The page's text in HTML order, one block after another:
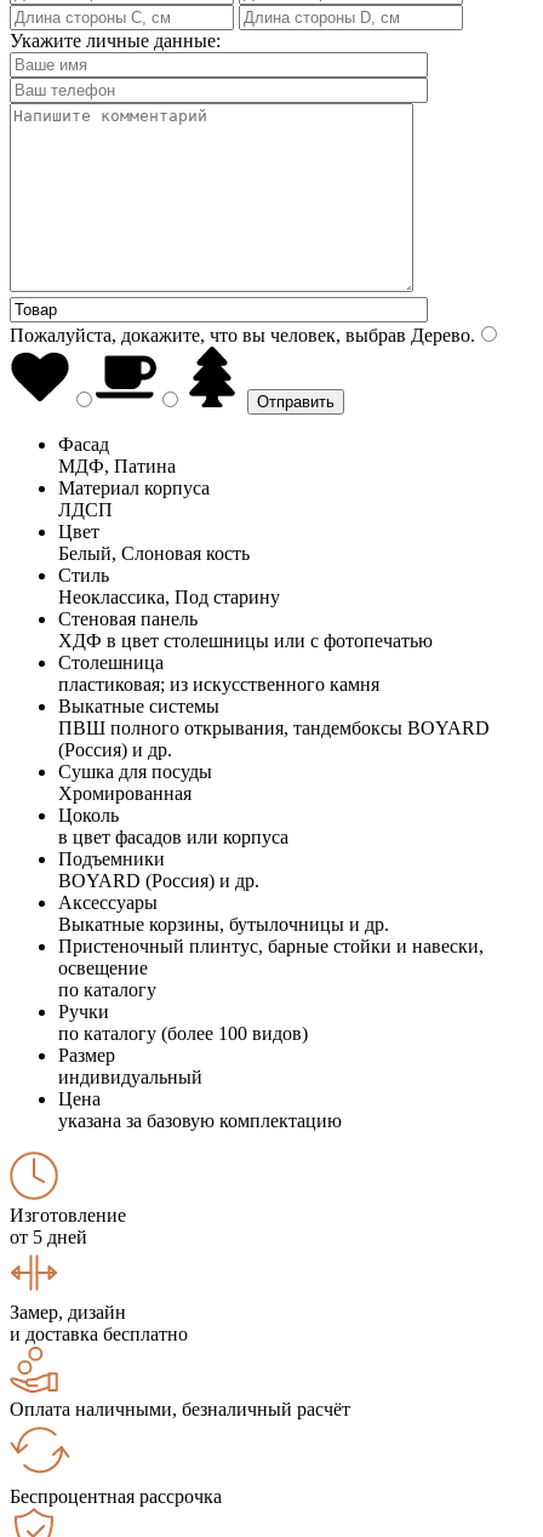
Укажите личные данные:
Пожалуйста, докажите, что вы человек, выбрав Дерево.
Фасад
МДФ, Патина
Материал корпуса
ЛДСП
Цвет
Белый, Слоновая кость
Стиль
Неоклассика, Под старину
Стеновая панель
ХДФ в цвет столешницы или с фотопечатью
Столешница
пластиковая; из искусственного камня
Выкатные системы
ПВШ полного открывания, тандембоксы BOYARD
(Россия) и др.
Сушка для посуды
Хромированная
Цоколь
в цвет фасадов или корпуса
Подъемники
BOYARD (Россия) и др.
Аксессуары
Выкатные корзины, бутылочницы и др.
Пристеночный плинтус, барные стойки и навески,
освещение
по каталогу
Ручки
по каталогу (более 100 видов)
Размер
индивидуальный
Цена
указана за базовую комплектацию
Изготовление
от 5 дней
Замер, дизайн
и доставка бесплатно
Оплата наличными, безналичный расчёт
Беспроцентная рассрочка